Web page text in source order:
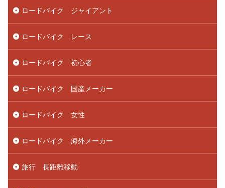
ロードバイク ジャイアント
ロードバイク レース
ロードバイク 初心者
ロードバイク 国産メーカー
ロードバイク 女性
ロードバイク 海外メーカー
旅行 長距離移動